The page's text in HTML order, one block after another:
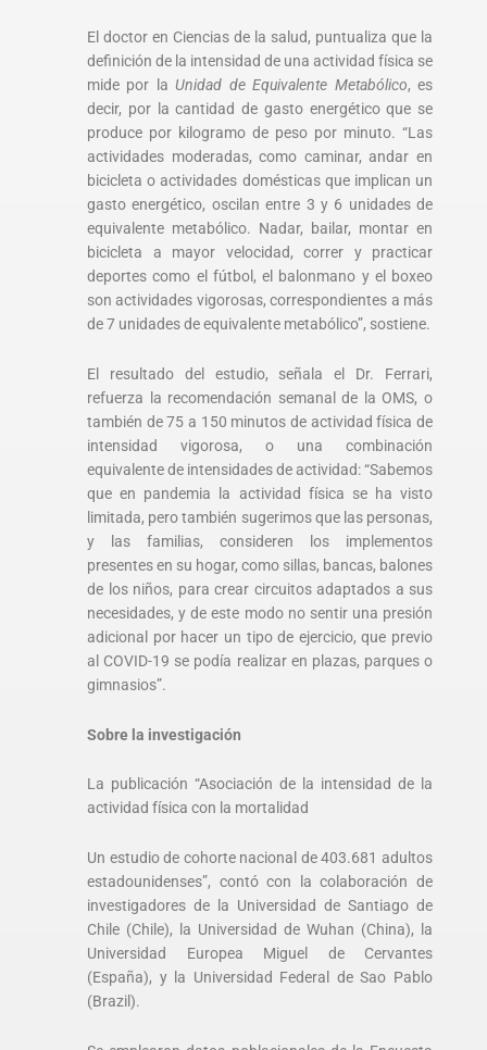
El doctor en Ciencias de la salud, puntualiza que la
definición de la intensidad de una actividad física se
mide por la Unidad de Equivalente Metabólico, es
decir, por la cantidad de gasto energético que se
produce por kilogramo de peso por minuto. “Las
actividades moderadas, como caminar, andar en
bicicleta o actividades domésticas que implican un
gasto energético, oscilan entre 3 y 6 unidades de
equivalente metabólico. Nadar, bailar, montar en
bicicleta a mayor velocidad, correr y practicar
deportes como el fútbol, el balonmano y el boxeo
son actividades vigorosas, correspondientes a más
de 7 unidades de equivalente metabólico”, sostiene.
El resultado del estudio, señala el Dr. Ferrari,
refuerza la recomendación semanal de la OMS, o
también de 75 a 150 minutos de actividad física de
intensidad vigorosa, o una combinación
equivalente de intensidades de actividad: “Sabemos
que en pandemia la actividad física se ha visto
limitada, pero también sugerimos que las personas,
y las familias, consideren los implementos
presentes en su hogar, como sillas, bancas, balones
de los niños, para crear circuitos adaptados a sus
necesidades, y de este modo no sentir una presión
adicional por hacer un tipo de ejercicio, que previo
al COVID-19 se podía realizar en plazas, parques o
gimnasios”.
Sobre la investigación
La publicación “Asociación de la intensidad de la
actividad física con la mortalidad
Un estudio de cohorte nacional de 403.681 adultos
estadounidenses”, contó con la colaboración de
investigadores de la Universidad de Santiago de
Chile (Chile), la Universidad de Wuhan (China), la
Universidad Europea Miguel de Cervantes
(España), y la Universidad Federal de Sao Pablo
(Brazil).